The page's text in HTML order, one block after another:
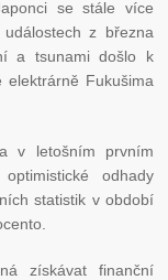
se stále více
z března
a tsunami došlo k
Fukušima
v letošním prvním
odhady
statistik v období
získávat finanční